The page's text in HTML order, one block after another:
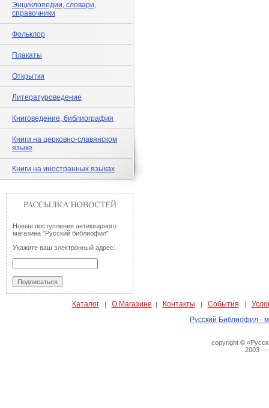
Энциклопедии, словари,
справочники
Фольклор
Плакаты
Открытки
Литературоведение
Книговедение, библиография
Книги на церковно-славянском
языке
Книги на иностранных языках
Новые поступления антикварного
магазина "Русский библиофил"
Укажите ваш электронный адрес:
Каталог| О Магазине | Контакты | События |
Русский Библиофил -
copyright ©
2003 —